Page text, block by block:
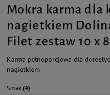
Mokra karma dla
nagietkiem
Filet zestaw 10 x
Karma pełnoporcjowa dla
nagietkiem
Smak(4)